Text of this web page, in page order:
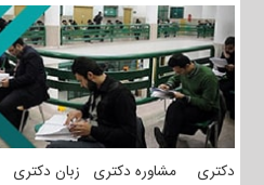
محتوا
دکتری مشاوره دکتری زبان دکتری